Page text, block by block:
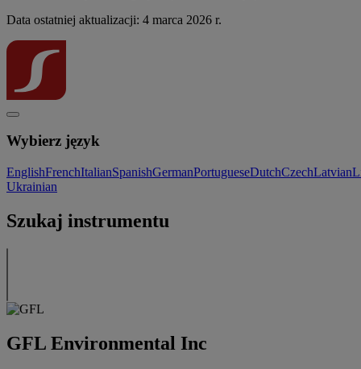
Data ostatniej aktualizacji: 4 marca 2026 r.
Wybierz język
EnglishFrenchItalianSpanishGermanPortugueseDutchCzechLatvian
Ukrainian
Szukaj instrumentu
GFL Environmental Inc